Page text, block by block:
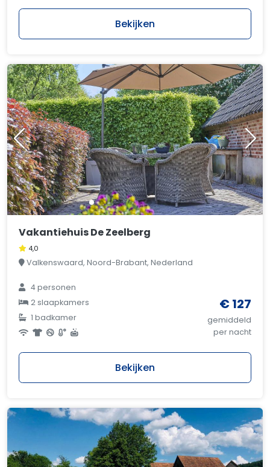
Bekijken
Vakantiehuis De Zeelberg
4,0
Valkenswaard, Noord-Brabant, Nederland
4 personen
2 slaapkamers
1 badkamer
€ 127
gemiddeld
per nacht
Bekijken